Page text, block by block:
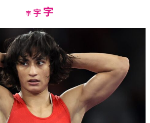
字Decrease
size.
字Reset
size.
字Increase
size.